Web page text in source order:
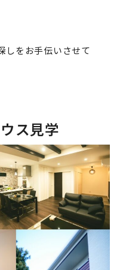
しをお手伝いさせて
ス見学